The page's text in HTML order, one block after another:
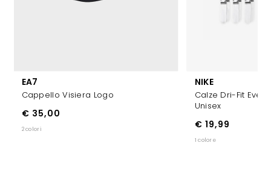
EA7
Cappello Visiera Logo
€ 35,00
2 colori
NIKE
Calze Dri-Fit
Unisex
€ 19,99
1 colore